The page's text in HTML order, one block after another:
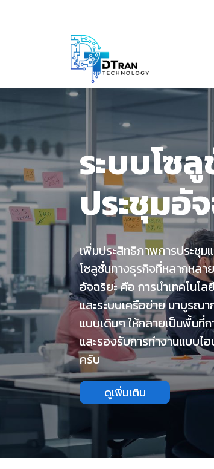
ระบบโซ
ประชุมอั
เพิ่มประสิทธิภาพการประชุม
โซลูชั่นทางธุรกิจที่หลากหล
อัจฉริยะ คือ การนำเทคโนโ
และระบบเครือข่าย มาบูรณ
แบบเดิมๆ ให้กลายเป็นพื้นที่
และรองรับการทำงานแบบ
ครับ
ดูเพิ่มเติม